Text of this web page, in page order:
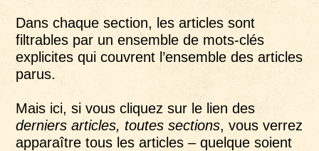
Dans chaque section, les articles sont
filtrables par un ensemble de mots-clés
explicites qui couvrent l’ensemble des articles
parus.
Mais ici, si vous cliquez sur le lien des
derniers articles, toutes sections, vous verrez
apparaître tous les articles – quelque soient